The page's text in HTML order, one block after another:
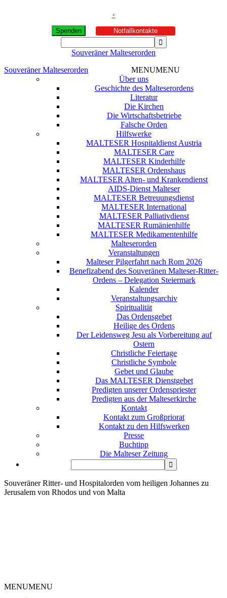
+
Spenden Notfallkontakte
Souveräner Malteserorden
Souveräner Malteserorden
MENUMENU
Über uns
Geschichte des Malteserordens
Literatur
Die Kirchen
Die Wirtschaftsbetriebe
Falsche Orden
Hilfswerke
MALTESER Hospitaldienst Austria
MALTESER Care
MALTESER Kinderhilfe
MALTESER Ordenshaus
MALTESER Alten- und Krankendienst
AIDS-Dienst Malteser
MALTESER Betreuungsdienst
MALTESER International
MALTESER Palliativdienst
MALTESER Rumänienhilfe
MALTESER Medikamentenhilfe
Malteserorden
Veranstaltungen
Malteser Pilgerfahrt nach Rom 2026
Benefizabend des Souveränen Malteser-Ritter-
Ordens – Delegation Steiermark
Kalender
Veranstaltungsarchiv
Spiritualität
Das Ordensgebet
Heilige des Ordens
Der Leidensweg Jesu als Vorbereitung auf
Ostern
Christliche Feiertage
Christliche Symbole
Gebet und Glaube
Das MALTESER Dienstgebet
Predigten unserer Ordenspriester
Predigten aus der Malteserkirche
Kontakt
Kontakt zum Großpriorat
Kontakt zu den Hilfswerken
Presse
Buchtipp
Die Malteser Zeitung
Souveräner Ritter- und Hospitalorden vom heiligen Johannes zu
Jerusalem von Rhodos und von Malta
MENUMENU